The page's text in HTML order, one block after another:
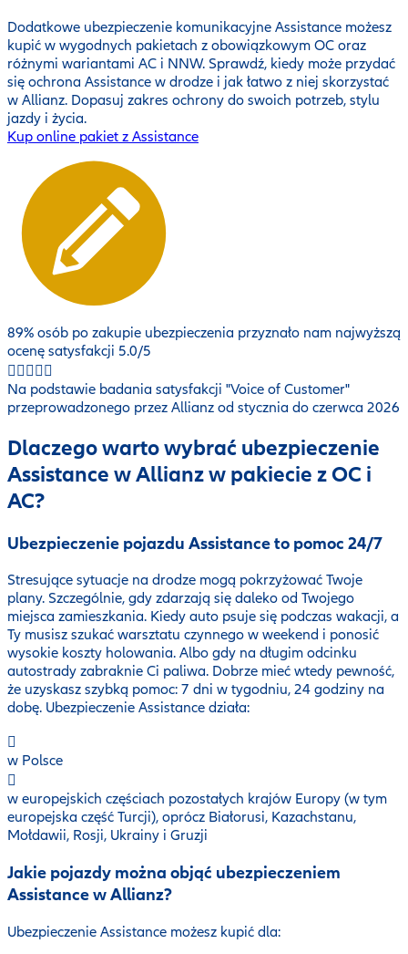
Dodatkowe ubezpieczenie komunikacyjne Assistance możesz
kupić w wygodnych pakietach z obowiązkowym OC oraz
różnymi wariantami AC i NNW. Sprawdź, kiedy może przydać
się ochrona Assistance w drodze i jak łatwo z niej skorzystać
w Allianz. Dopasuj zakres ochrony do swoich potrzeb, stylu
jazdy i życia.
Kup online pakiet z Assistance
89% osób po zakupie ubezpieczenia przyznało nam najwyższą
ocenę satysfakcji 5.0/5
Na podstawie badania satysfakcji "Voice of Customer"
przeprowadzonego przez Allianz od stycznia do czerwca 2026
Dlaczego warto wybrać ubezpieczenie
Assistance w Allianz w pakiecie z OC i
AC?
Ubezpieczenie pojazdu Assistance to pomoc 24/7
Stresujące sytuacje na drodze mogą pokrzyżować Twoje
plany. Szczególnie, gdy zdarzają się daleko od Twojego
miejsca zamieszkania. Kiedy auto psuje się podczas wakacji, a
Ty musisz szukać warsztatu czynnego w weekend i ponosić
wysokie koszty holowania. Albo gdy na długim odcinku
autostrady zabraknie Ci paliwa. Dobrze mieć wtedy pewność,
że uzyskasz szybką pomoc: 7 dni w tygodniu, 24 godziny na
dobę. Ubezpieczenie Assistance działa:
w Polsce
w europejskich częściach pozostałych krajów Europy (w tym
europejska część Turcji), oprócz Białorusi, Kazachstanu,
Mołdawii, Rosji, Ukrainy i Gruzji
Jakie pojazdy można objąć ubezpieczeniem
Assistance w Allianz?
Ubezpieczenie Assistance możesz kupić dla: